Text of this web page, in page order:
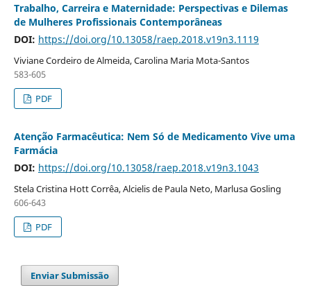
Trabalho, Carreira e Maternidade: Perspectivas e Dilemas
de Mulheres Profissionais Contemporâneas
DOI: https://doi.org/10.13058/raep.2018.v19n3.1119
Viviane Cordeiro de Almeida, Carolina Maria Mota-Santos
583-605
PDF
Atenção Farmacêutica: Nem Só de Medicamento Vive uma
Farmácia
DOI: https://doi.org/10.13058/raep.2018.v19n3.1043
Stela Cristina Hott Corrêa, Alcielis de Paula Neto, Marlusa Gosling
606-643
PDF
Enviar Submissão